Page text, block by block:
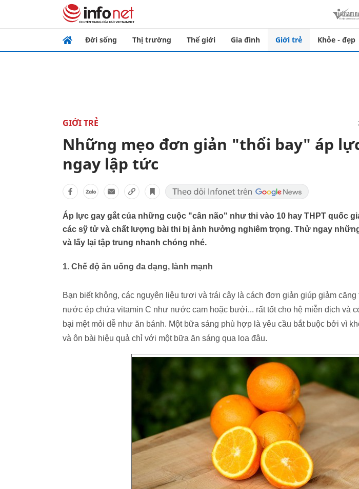
Đời sống Thị trường Thế giới Gia đình Giới trẻ Khỏe - đẹp
GIỚI TRẺ
Những mẹo đơn giản "thổi bay" áp
ngay lập tức
Áp lực gay gắt của những cuộc "cân não" như thi vào 10 hay THPT quốc
các sỹ tử và chất lượng bài thi bị ảnh hưởng nghiêm trọng. Thử ngay
và lấy lại tập trung nhanh chóng nhé.
1. Chế độ ăn uống đa dạng, lành mạnh
Bạn biết không, các nguyên liệu tươi và trái cây là cách đơn giản giúp giảm
nước ép chứa vitamin C như nước cam hoặc bưởi... rất tốt cho hệ miễn dịch và
bại mệt mỏi dễ như ăn bánh. Một bữa sáng phù hợp là yêu cầu bắt buộc bởi vì
và ôn bài hiệu quả chỉ với một bữa ăn sáng qua loa đâu.